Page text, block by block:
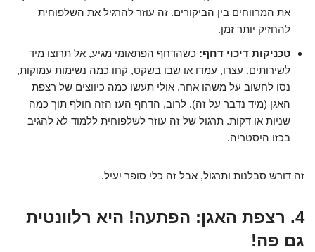
את המרווחים בין הביקורים. זה עוזר להרגיל את השלפוחית
להחזיק יותר זמן.
טכניקות דיכוי דחף: כשהדחף הפתאומי מגיע, אל תרוצו מיד
לשירותים. עצרו, עמדו או שבו בשקט, קחו כמה נשימות עמוקות,
נסו לחשוב על משהו אחר, אולי תעשו כמה כיווצים של רצפת
האגן (מיד נדבר על זה). לרוב, הדחף העז הזה חולף תוך כמה
שניות או דקות. תרגול של זה עוזר לשלפוחית ללמוד לא להגיב
בכזו היסטריה.
זה דורש סבלנות ותרגול, אבל זה כלי סופר יעיל.
4. רצפת האגן: הפתעה! היא רלוונטית
גם פה!